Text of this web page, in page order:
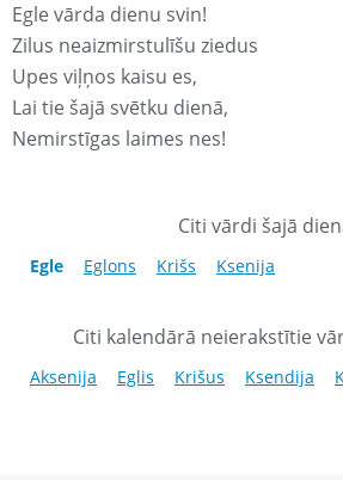
Egle vārda dienu svin!
Zilus neaizmirstulīšu ziedus
Upes viļņos kaisu es,
Lai tie šajā svētku dienā,
Nemirstīgas laimes nes!
Citi vārdi šajā
Egle Eglons Krišs Ksenija
Citi kalendārā neierakstītie
Aksenija Eglis Krišus Ksendija